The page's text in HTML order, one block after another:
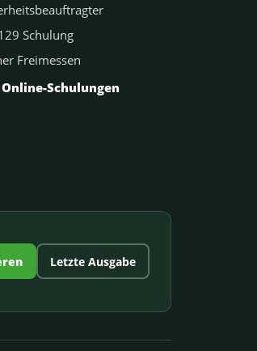
Schulung
Freimessen
Schulungen
Letzte Ausgabe